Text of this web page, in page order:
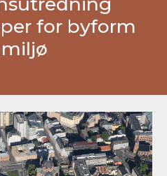
for byform